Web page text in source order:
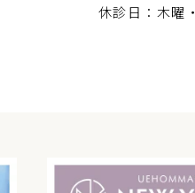
休診日：木曜